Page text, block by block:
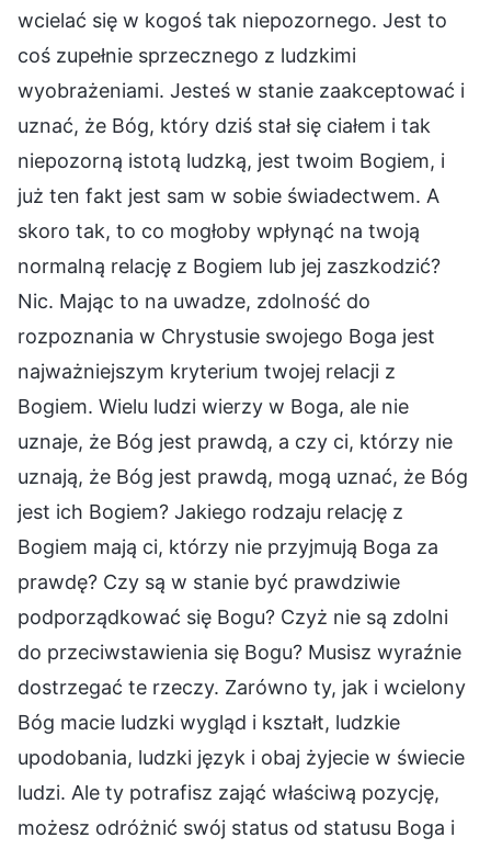
wcielać się w kogoś tak niepozornego. Jest to
coś zupełnie sprzecznego z ludzkimi
wyobrażeniami. Jesteś w stanie zaakceptować i
uznać, że Bóg, który dziś stał się ciałem i tak
niepozorną istotą ludzką, jest twoim Bogiem, i
już ten fakt jest sam w sobie świadectwem. A
skoro tak, to co mogłoby wpłynąć na twoją
normalną relację z Bogiem lub jej zaszkodzić?
Nic. Mając to na uwadze, zdolność do
rozpoznania w Chrystusie swojego Boga jest
najważniejszym kryterium twojej relacji z
Bogiem. Wielu ludzi wierzy w Boga, ale nie
uznaje, że Bóg jest prawdą, a czy ci, którzy nie
uznają, że Bóg jest prawdą, mogą uznać, że Bóg
jest ich Bogiem? Jakiego rodzaju relację z
Bogiem mają ci, którzy nie przyjmują Boga za
prawdę? Czy są w stanie być prawdziwie
podporządkować się Bogu? Czyż nie są zdolni
do przeciwstawienia się Bogu? Musisz wyraźnie
dostrzegać te rzeczy. Zarówno ty, jak i wcielony
Bóg macie ludzki wygląd i kształt, ludzkie
upodobania, ludzki język i obaj żyjecie w świecie
ludzi. Ale ty potrafisz zająć właściwą pozycję,
możesz odróżnić swój status od statusu Boga i